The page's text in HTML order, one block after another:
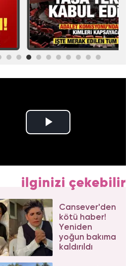
ilginizi çekebilir
Cansever'den
kötü haber!
Yeniden
yoğun bakıma
kaldırıldı